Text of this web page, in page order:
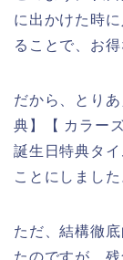
に出かけた時
ることで、お
だから、とり
典】【 カラー
誕生日特典タ
ことにしました
ただ、結構徹
たのですが、